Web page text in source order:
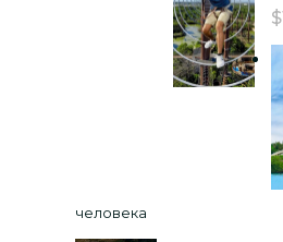
$
человека